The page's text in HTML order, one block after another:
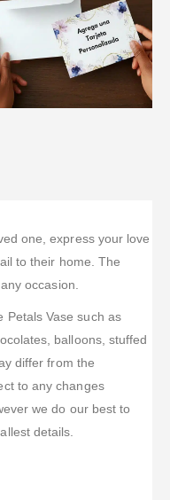
one, express your love
to their home. The
occasion.
Petals Vase such as
balloons, stuffed
differ from the
to any changes
we do our best to
details.